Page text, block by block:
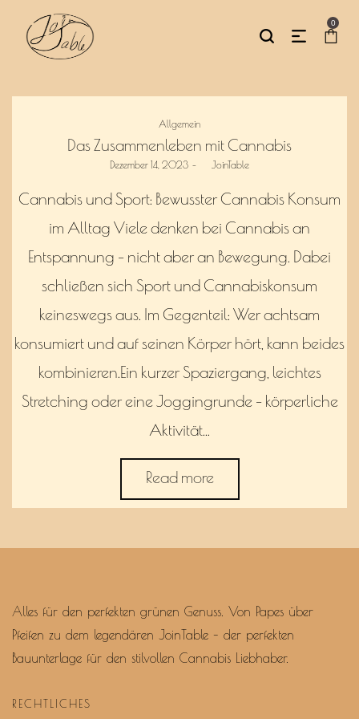
0
Posted
Allgemein
Das Zusammenleben mit Cannabis
Posted
Dezember 14, 2023 byJoinTable
Cannabis und Sport: Bewusster Cannabis Konsum
im Alltag Viele denken bei Cannabis an
Entspannung – nicht aber an Bewegung. Dabei
schließen sich Sport und Cannabiskonsum
keineswegs aus. Im Gegenteil: Wer achtsam
konsumiert und auf seinen Körper hört, kann beides
kombinieren.Ein kurzer Spaziergang, leichtes
Stretching oder eine Joggingrunde – körperliche
Aktivität…
Read more
Alles für den perfekten grünen Genuss. Von Papes über
Pfeifen zu dem legendären JoinTable – der perfekten
Bauunterlage für den stilvollen Cannabis Liebhaber.
RECHTLICHES